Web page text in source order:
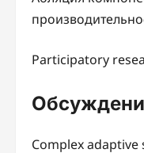
Participatory
Complex adaptive